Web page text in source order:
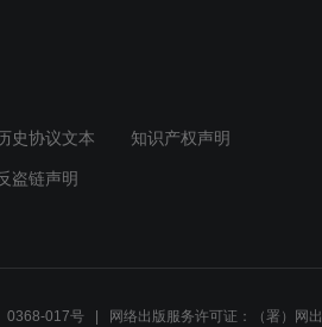
史协议文本 知识产权声明
盗链声明
0368-017号 网络出版服务许可证：（署）网